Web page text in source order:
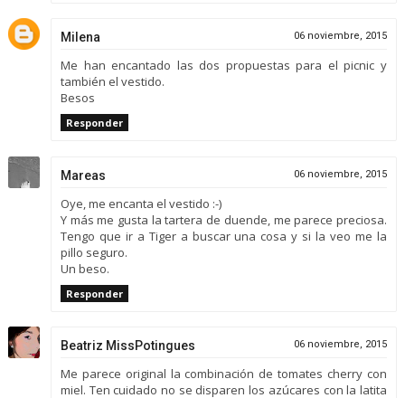
Milena 06 noviembre, 2015
Me han encantado las dos propuestas para el picnic y
también el vestido.
Besos
Responder
Mareas 06 noviembre, 2015
Oye, me encanta el vestido :-)
Y más me gusta la tartera de duende, me parece preciosa.
Tengo que ir a Tiger a buscar una cosa y si la veo me la
pillo seguro.
Un beso.
Responder
Beatriz MissPotingues 06 noviembre, 2015
Me parece original la combinación de tomates cherry con
miel. Ten cuidado no se disparen los azúcares con la latita